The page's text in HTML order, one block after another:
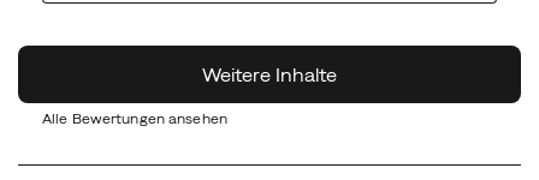
Alle Bewertungen ansehen